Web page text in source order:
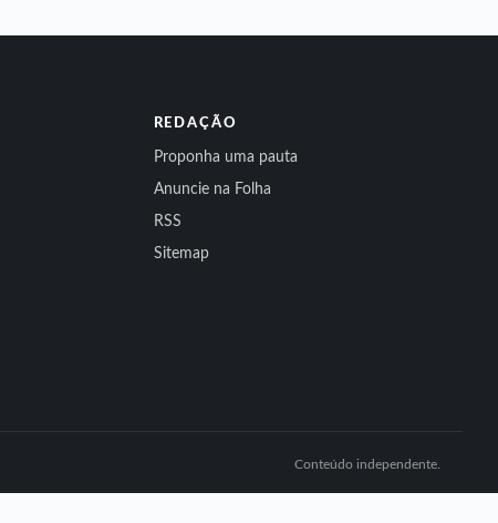
REDAÇÃO
Proponha uma pauta
Anuncie na Folha
RSS
Sitemap
Conteúdo independente.